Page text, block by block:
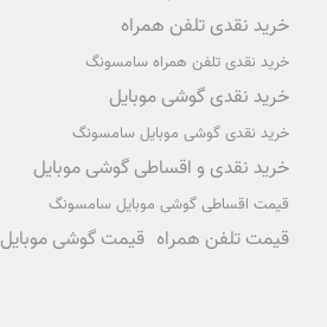
خرید نقدی تلفن همراه
خرید نقدی تلفن همراه سامسونگ
خرید نقدی گوشی موبایل
خرید نقدی گوشی موبایل سامسونگ
خرید نقدی و اقساطی گوشی موبایل
قیمت اقساطی گوشی موبایل سامسونگ
قیمت تلفن همراه قیمت گوشی موبایل